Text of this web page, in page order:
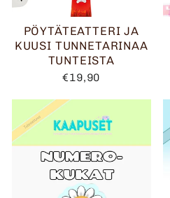
PÖYTÄTEATTERI JA
KUUSI TUNNETARINAA
TUNTEISTA
€19,90